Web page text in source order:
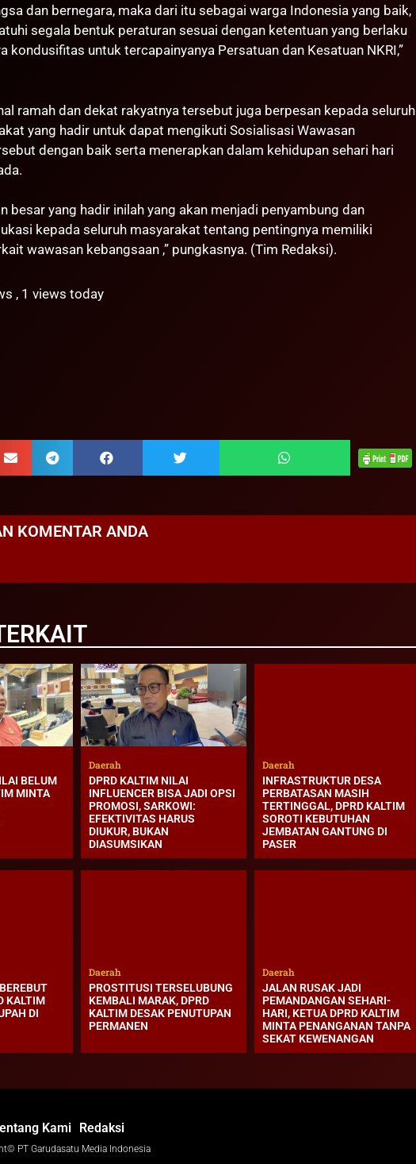
dan bernegara, maka dari itu sebagai warga Indonesia yang baik,
segala bentuk peraturan sesuai dengan ketentuan yang berlaku
kondusifitas untuk tercapainyanya Persatuan dan Kesatuan NKRI,”
ramah dan dekat rakyatnya tersebut juga berpesan kepada seluruh
yang hadir untuk dapat mengikuti Sosialisasi Wawasan
dengan baik serta menerapkan dalam kehidupan sehari hari
besar yang hadir inilah yang akan menjadi penyambung dan
kepada seluruh masyarakat tentang pentingnya memiliki
wawasan kebangsaan ,” pungkasnya. (Tim Redaksi).
, 1 views today
KOMENTAR ANDA
BELUM
MINTA
Daerah
DPRD KALTIM NILAI
INFLUENCER BISA JADI OPSI
PROMOSI, SARKOWI:
EFEKTIVITAS HARUS
DIUKUR, BUKAN
DIASUMSIKAN
Daerah
INFRASTRUKTUR DESA
PERBATASAN MASIH
TERTINGGAL, DPRD KALTIM
SOROTI KEBUTUHAN
JEMBATAN GANTUNG DI
PASER
KALTIM
DI
Daerah
PROSTITUSI TERSELUBUNG
KEMBALI MARAK, DPRD
KALTIM DESAK PENUTUPAN
PERMANEN
Daerah
JALAN RUSAK JADI
PEMANDANGAN SEHARI-
HARI, KETUA DPRD KALTIM
MINTA PENANGANAN TANPA
SEKAT KEWENANGAN
Kami Redaksi
PT Garudasatu Media Indonesia